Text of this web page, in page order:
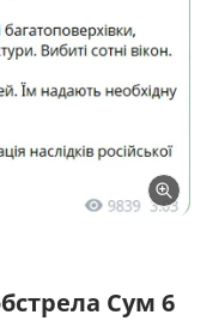
Сум 6